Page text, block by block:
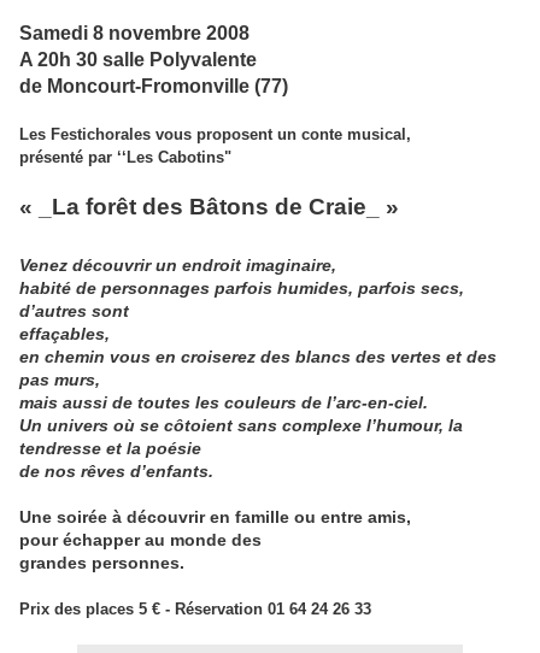
Samedi 8 novembre 2008
A 20h 30 salle Polyvalente
de Moncourt-Fromonville (77)
Les Festichorales vous proposent un conte musical,
présenté par ‘‘Les Cabotins"
« _La forêt des Bâtons de Craie_ »
Venez découvrir un endroit imaginaire,
habité de personnages parfois humides, parfois secs,
d’autres sont
effaçables,
en chemin vous en croiserez des blancs des vertes et des
pas murs,
mais aussi de toutes les couleurs de l’arc-en-ciel.
Un univers où se côtoient sans complexe l’humour, la
tendresse et la poésie
de nos rêves d’enfants.
Une soirée à découvrir en famille ou entre amis,
pour échapper au monde des
grandes personnes.
Prix des places 5 € - Réservation 01 64 24 26 33